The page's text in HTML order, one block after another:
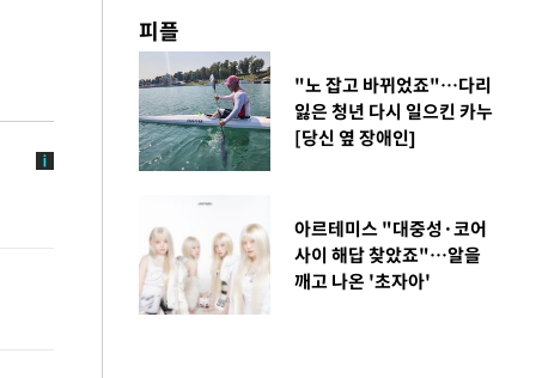
피플
"노 잡고 바뀌었죠"…다리
잃은 청년 다시 일으킨 카누
[당신 옆 장애인]
아르테미스 "대중성·코어
사이 해답 찾았죠"…알을
깨고 나온 '초자아'